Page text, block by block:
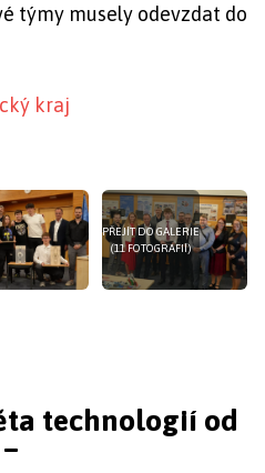
týmy musely odevzdat do
kraj
PŘEJÍT DO GALERIE
(11 FOTOGRAFIÍ)
technologií od